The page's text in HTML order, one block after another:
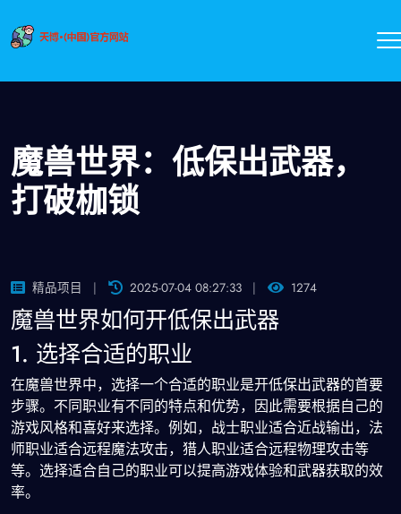
魔兽世界：低保出武器，
打破枷锁
精品项目 2025-07-04 08:27:33 1274
魔兽世界如何开低保出武器
1. 选择合适的职业
在魔兽世界中，选择一个合适的职业是开低保出武器的首要
步骤。不同职业有不同的特点和优势，因此需要根据自己的
游戏风格和喜好来选择。例如，战士职业适合近战输出，法
师职业适合远程魔法攻击，猎人职业适合远程物理攻击等
等。选择适合自己的职业可以提高游戏体验和武器获取的效
率。